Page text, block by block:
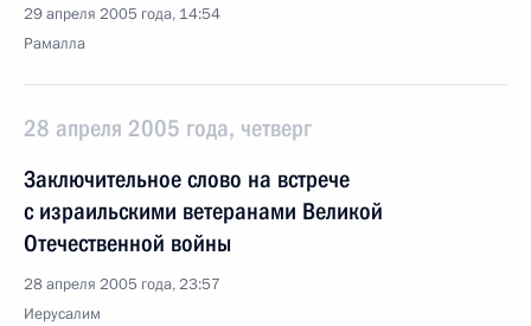
29 апреля 2005 года, 14:54
Рамалла
28 апреля 2005 года, четверг
Заключительное слово на встрече
с израильскими ветеранами Великой
Отечественной войны
28 апреля 2005 года, 23:57
Иерусалим